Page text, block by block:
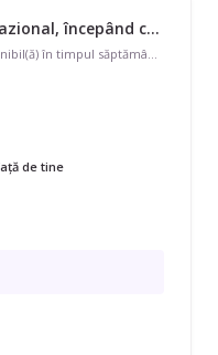
Petsitter, Mosnita Veche, Ocazional, începând cu 50 lei/oră
de tine